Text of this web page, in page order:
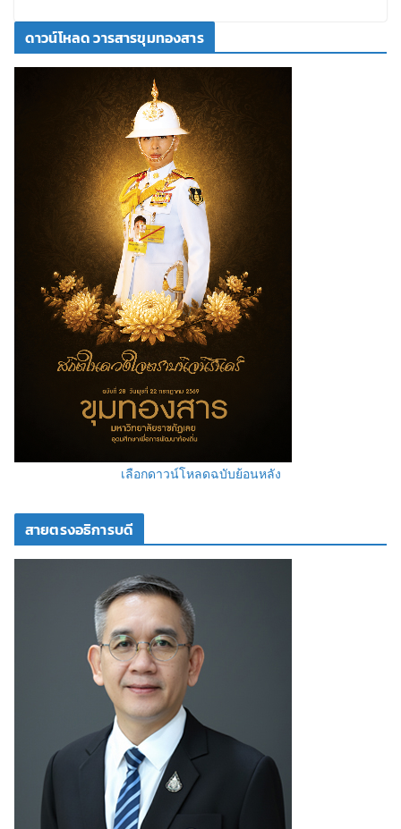
ดาวน์โหลด วารสารขุมทองสาร
เลือกดาวน์โหลดฉบับย้อนหลัง
สายตรงอธิการบดี